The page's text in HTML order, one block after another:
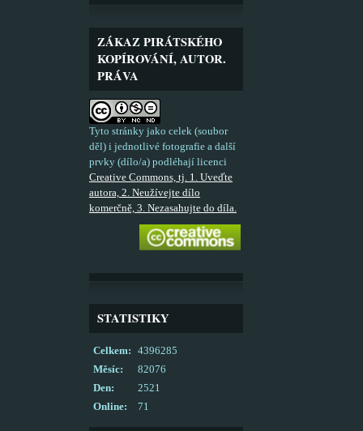
ZÁKAZ PIRÁTSKÉHO
KOPÍROVÁNÍ, AUTOR.
PRÁVA
Tyto stránky jako celek (soubor
děl) i jednotlivé fotografie a další
prvky (dílo/a) podléhají licenci
Creative Commons, tj. 1. Uveďte
autora, 2. Neužívejte dílo
komerčně, 3. Nezasahujte do díla.
STATISTIKY
Online: 71
Celkem:
4396285
Měsíc:
82076
Den:
2521